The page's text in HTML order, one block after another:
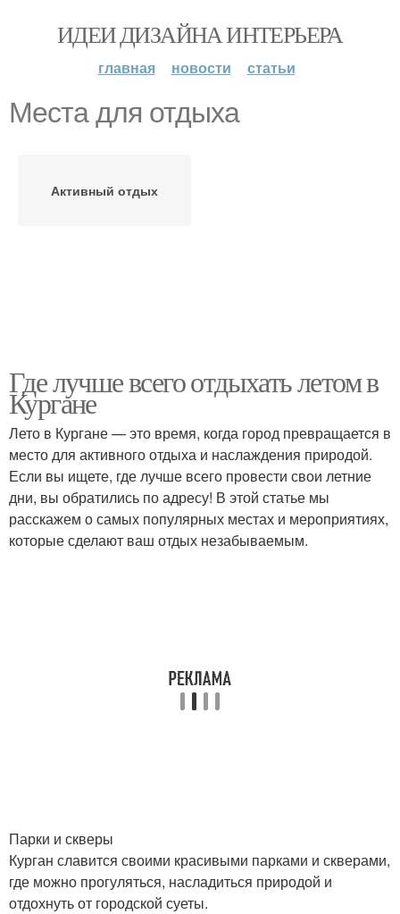
ИДЕИ ДИЗАЙНА ИНТЕРЬЕРА
главная новости статьи
Места для отдыха
Активный отдых
Где лучше всего отдыхать летом в
Кургане
Лето в Кургане — это время, когда город превращается в
место для активного отдыха и наслаждения природой.
Если вы ищете, где лучше всего провести свои летние
дни, вы обратились по адресу! В этой статье мы
расскажем о самых популярных местах и мероприятиях,
которые сделают ваш отдых незабываемым.
Парки и скверы
Курган славится своими красивыми парками и скверами,
где можно прогуляться, насладиться природой и
отдохнуть от городской суеты.